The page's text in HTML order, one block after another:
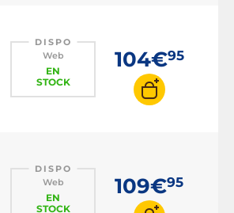
DISPO
Web
EN
STOCK
104€95
DISPO
Web
EN
STOCK
109€95